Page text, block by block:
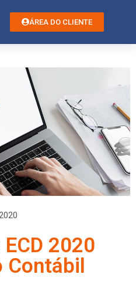
ÁREA DO CLIENTE
2020
Contábil